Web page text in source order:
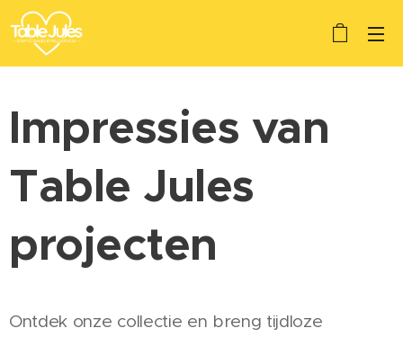
Impressies van
Table Jules
projecten
Ontdek onze collectie en breng tijdloze